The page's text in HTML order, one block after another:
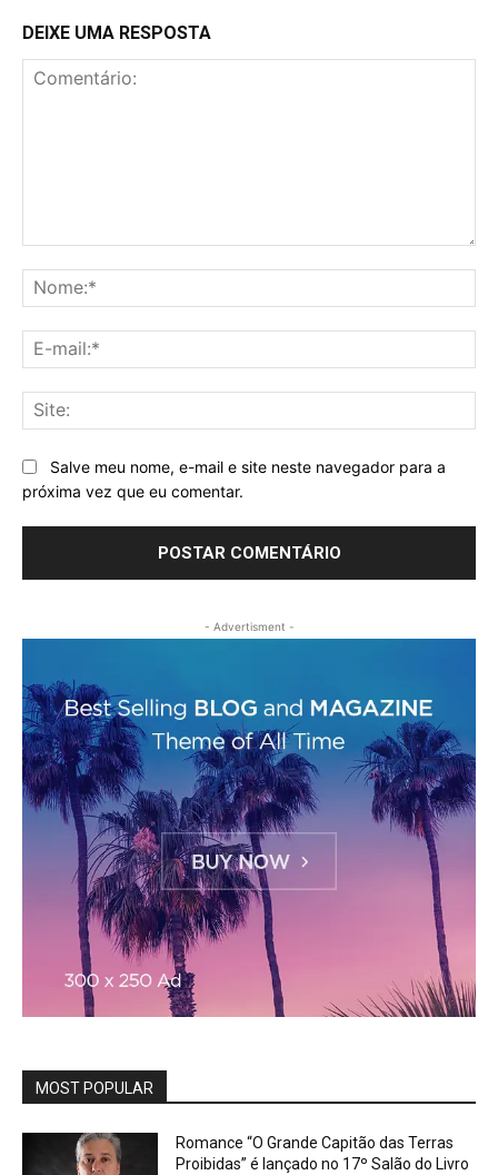
DEIXE UMA RESPOSTA
Salve meu nome, e-mail e site neste navegador para a
próxima vez que eu comentar.
- Advertisment -
MOST POPULAR
Romance “O Grande Capitão das Terras
Proibidas” é lançado no 17º Salão do Livro